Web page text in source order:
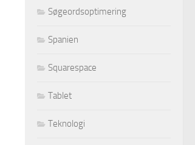
Søgeordsoptimering
Spanien
Squarespace
Tablet
Teknologi